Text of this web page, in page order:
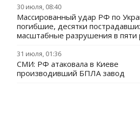
30 июля, 08:40
Массированный удар РФ по
погибшие, десятки
масштабные разрушения в пяти
31 июля, 01:36
СМИ: РФ атаковала в Киеве
производивший БПЛА завод